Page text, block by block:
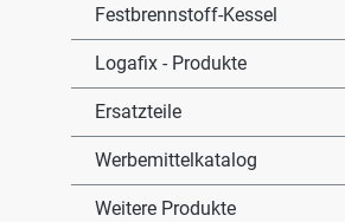
Festbrennstoff-Kessel
Logafix - Produkte
Ersatzteile
Werbemittelkatalog
Weitere Produkte